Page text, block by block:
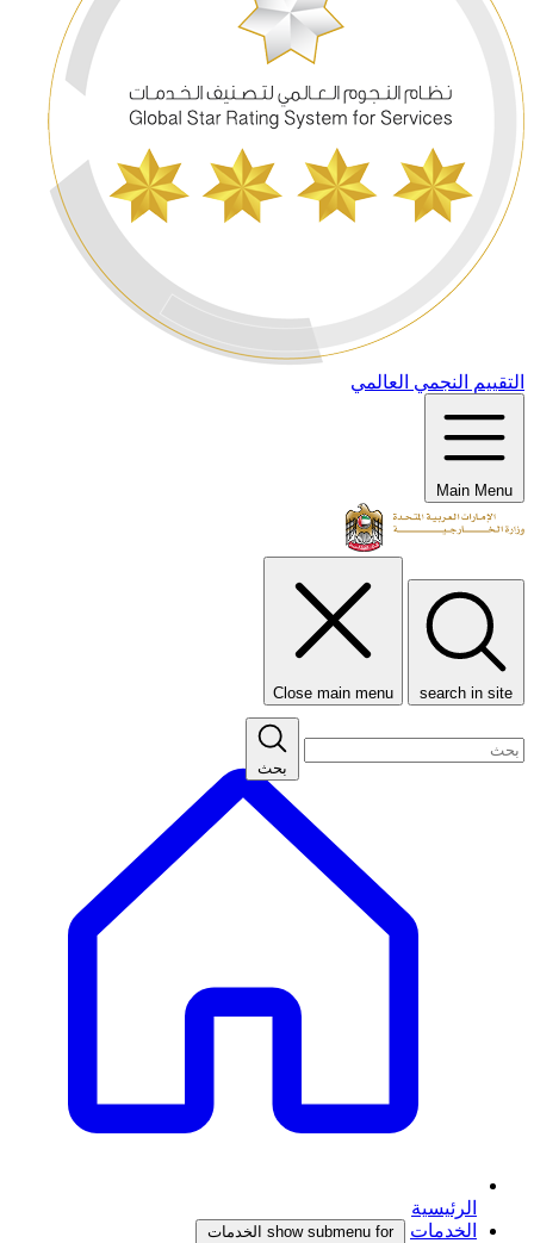
التقييم النجمي العالمي
Main Menu
search in site
Close main menu
بحث
الرئيسية
الخدمات
show submenu for الخدمات